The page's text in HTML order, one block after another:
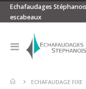
Echafaudages
escabeaux
Basculer
ECHAFAUDAGE FIXE